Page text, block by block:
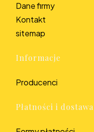
Dane firmy
Kontakt
sitemap
Informacje
Producenci
Płatności i dostawa